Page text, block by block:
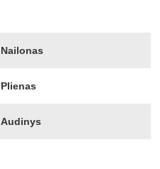
Nailonas
Plienas
Audinys